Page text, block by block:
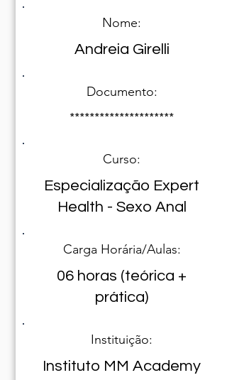
Nome:
Andreia Girelli
Documento:
*********************
Curso:
Especialização Expert
Health - Sexo Anal
Carga Horária/Aulas:
06 horas (teórica +
prática)
Instituição:
Instituto MM Academy